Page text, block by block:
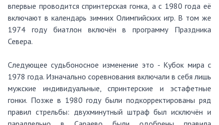
впервые проводитсяспринтерская гонка , а с 1980 года её
включают в календарь зимних Олимпийских игр. В том же
1974 годубиатлон включён в программу Праздника
Севера.
Следующее судьбоносное изменение это - Кубок мира с
1978 года. Изначально соревнования включали в себя лишь
мужские индивидуальные, спринтерские и эстафетные
гонки. Позже в 1980 годубыли подкорректированыряд
правил стрельбы: двухминутный штраф был исключён и